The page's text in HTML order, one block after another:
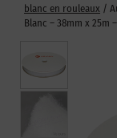
blanc en rouleaux /
Blanc – 38mm x 25m